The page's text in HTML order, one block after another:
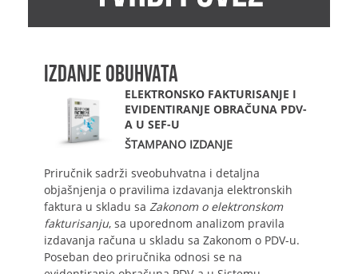
IZDANJE OBUHVATA
ELEKTRONSKO FAKTURISANJE I
EVIDENTIRANJE OBRAČUNA PDV-
A U SEF-U
ŠTAMPANO IZDANJE
Priručnik sadrži sveobuhvatna i detaljna
objašnjenja o pravilima izdavanja elektronskih
faktura u skladu sa Zakonom o elektronskom
fakturisanju, sa uporednom analizom pravila
izdavanja računa u skladu sa Zakonom o PDV-u.
Poseban deo priručnika odnosi se na